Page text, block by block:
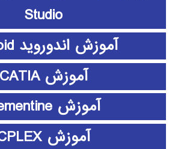
Studio
آموزش اندوروید android
آموزش CATIA
آموزش clementine
آموزش CPLEX